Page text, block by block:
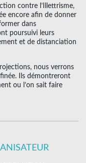
contre l’Illettrisme,
encore afin de donner
dans
poursuivi leurs
et de distanciation
nous verrons
Ils démontreront
ou l’on sait faire